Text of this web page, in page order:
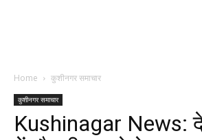
Home कुशीनगर समाचार
कुशीनगर समाचार
Kushinagar News: